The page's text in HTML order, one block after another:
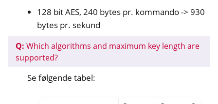
128 bit AES, 240 bytes pr. kommando -> 930
bytes pr. sekund
Q: Which algorithms and maximum key length are
supported?
Se følgende tabel: